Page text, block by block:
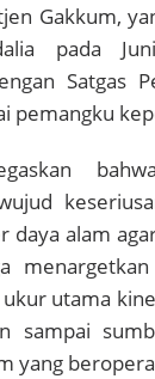
Gakkum,
pada
Satgas
pemangku
daya alam
utama
sampai
yang